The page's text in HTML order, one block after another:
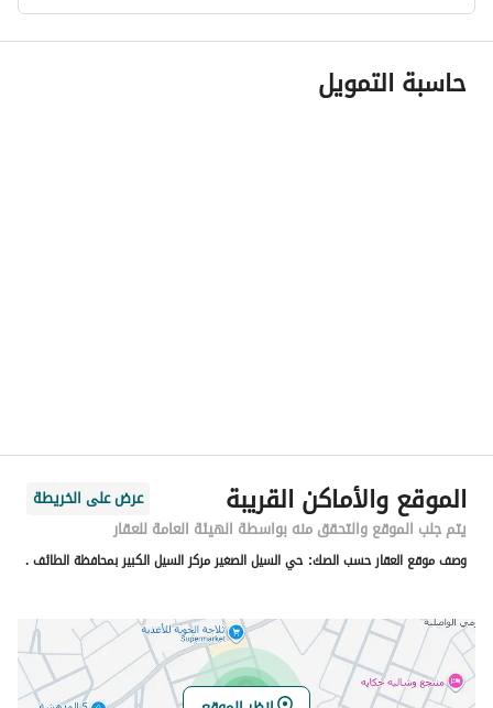
معلومات مسؤول الإعلان
اسم المسؤول
رقم المبنى
7475
الرقم الاضافي
3509
خط العرض
21.506094872897556
خط الطول
40.499738545158245
حاسبة التمويل
الموقع والأماكن القريبة
عرض على الخريطة
يتم جلب الموقع والتحقق منه بواسطة الهيئة العامة للعقار
وصف موقع العقار حسب الصك: حي السيل الصغير مركز السيل الكبير بمحافظة الطائف .